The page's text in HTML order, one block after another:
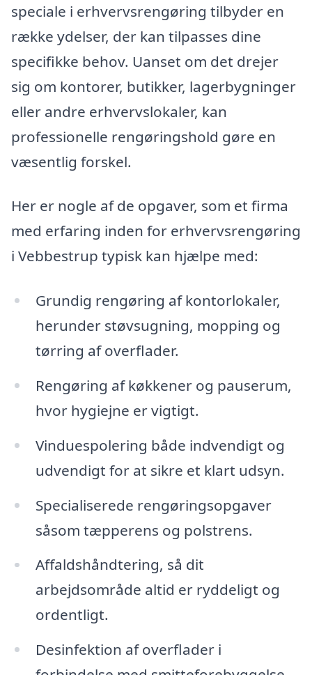
speciale i erhvervsrengøring tilbyder en
række ydelser, der kan tilpasses dine
specifikke behov. Uanset om det drejer
sig om kontorer, butikker, lagerbygninger
eller andre erhvervslokaler, kan
professionelle rengøringshold gøre en
væsentlig forskel.
Her er nogle af de opgaver, som et firma
med erfaring inden for erhvervsrengøring
i Vebbestrup typisk kan hjælpe med:
Grundig rengøring af kontorlokaler,
herunder støvsugning, mopping og
tørring af overflader.
Rengøring af køkkener og pauserum,
hvor hygiejne er vigtigt.
Vinduespolering både indvendigt og
udvendigt for at sikre et klart udsyn.
Specialiserede rengøringsopgaver
såsom tæpperens og polstrens.
Affaldshåndtering, så dit
arbejdsområde altid er ryddeligt og
ordentligt.
Desinfektion af overflader i